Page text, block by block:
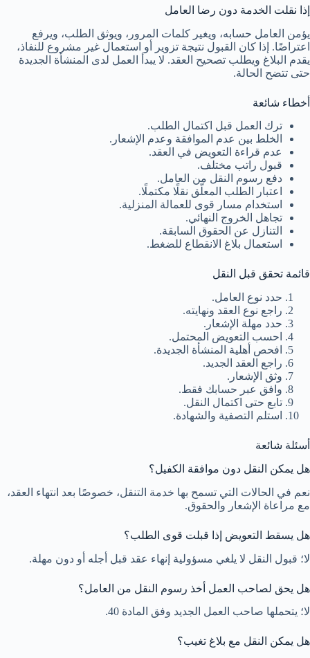
إذا نقلت الخدمة دون رضا العامل
يؤمن العامل حسابه، ويغير كلمات المرور، ويوثق الطلب، ويرفع
اعتراضًا. إذا كان القبول نتيجة تزوير أو استعمال غير مشروع للنفاذ،
يقدم البلاغ ويطلب تصحيح العقد. لا يبدأ العمل لدى المنشأة الجديدة
حتى تتضح الحالة.
أخطاء شائعة
ترك العمل قبل اكتمال الطلب.
الخلط بين عدم الموافقة وعدم الإشعار.
عدم قراءة التعويض في العقد.
قبول راتب مختلف.
دفع رسوم النقل من العامل.
اعتبار الطلب المعلّق نقلًا مكتملًا.
استخدام مسار قوى للعمالة المنزلية.
تجاهل الخروج النهائي.
التنازل عن الحقوق السابقة.
استعمال بلاغ الانقطاع للضغط.
قائمة تحقق قبل النقل
حدد نوع العامل.
راجع نوع العقد ونهايته.
حدد مهلة الإشعار.
احسب التعويض المحتمل.
افحص أهلية المنشأة الجديدة.
راجع العقد الجديد.
وثق الإشعار.
وافق عبر حسابك فقط.
تابع حتى اكتمال النقل.
استلم التصفية والشهادة.
أسئلة شائعة
هل يمكن النقل دون موافقة الكفيل؟
نعم في الحالات التي تسمح بها خدمة التنقل، خصوصًا بعد انتهاء العقد،
مع مراعاة الإشعار والحقوق.
هل يسقط التعويض إذا قبلت قوى الطلب؟
لا؛ قبول النقل لا يلغي مسؤولية إنهاء عقد قبل أجله أو دون مهلة.
هل يحق لصاحب العمل أخذ رسوم النقل من العامل؟
لا؛ يتحملها صاحب العمل الجديد وفق المادة 40.
هل يمكن النقل مع بلاغ تغيب؟